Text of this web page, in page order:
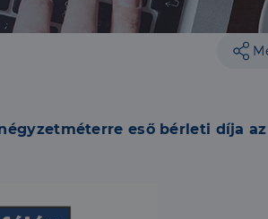
eső bérleti díja az